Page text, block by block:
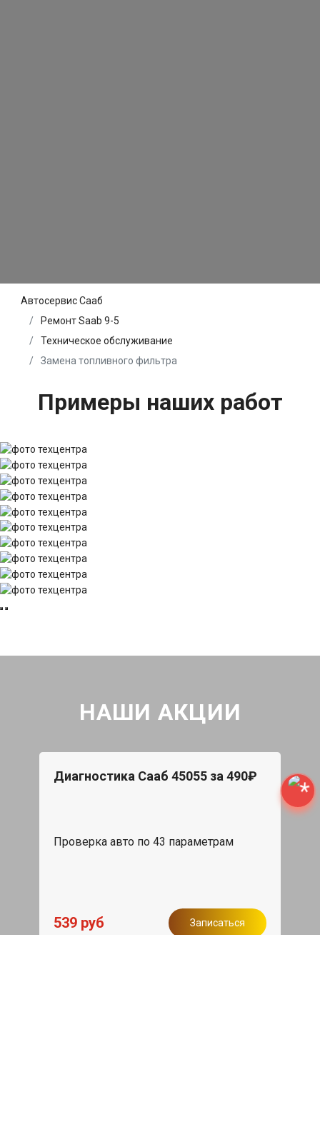
Автосервис Сааб
Ремонт Saab 9-5
Техническое обслуживание
Замена топливного фильтра
Примеры наших работ
НАШИ АКЦИИ
Диагностика Сааб 45055 за 490₽
Проверка авто по 43 параметрам
539 руб Записаться